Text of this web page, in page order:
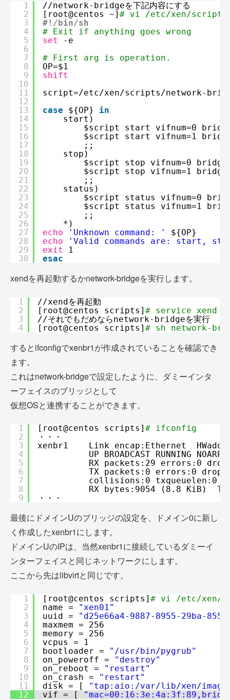
1
2
3
4
5
6
7
8
9
10
11
12
13
14
15
16
17
18
19
20
21
22
23
24
25
26
27
28
29
30
//network-bridgeを下記内容にする
[root@centos ~] # vi /etc/xen/scripts/
#!/bin/sh
# Exit if anything goes wrong
set
-e
# First arg is operation.
OP=$1
shift
script=/etc/xen/scripts/network-
case
${OP} in
start)
$script start vifnum=0
$script start vifnum=1
;;
stop)
$script stop vifnum=0
$script stop vifnum=1
;;
status)
$script status vifnum=0
$script status vifnum=1
;;
*)
echo
'Unknown command: '
${OP}
echo
'Valid commands are: start,
exit
1
esac
xendを再起動するかnetwork-bridgeを実行します。
1
2
3
4
//xendを再起動
[root@centos scripts] # service xend
//それでもだめならnetwork-bridgeを実行
[root@centos scripts] # sh network-
するとifconfigでxenbr1が作成されていることを確認でき
ます。
これはnetwork-bridgeで設定したように、ダミーインタ
ーフェイスのブリッジとして
仮想OSと連携することができます。
1
2
3
4
5
6
7
8
9
[root@centos scripts] # ifconfig
・・・
xenbr1    Link encap:Ethernet
UP BROADCAST RUNNING
RX packets:29 errors:0
TX packets:0 errors:0
collisions:0 txqueuelen:0
RX bytes:9054 (8.8 KiB)
・・・
最後にドメインUのブリッジの設定を、ドメイン0に新し
く作成したxenbr1にします。
ドメインUのIPは、当然xenbr1に接続しているダミーイ
ンターフェイスと同じネットワークにします。
ここから先はlibvirtと同じです。
1
2
3
4
5
6
7
8
9
10
11
12
[root@centos scripts] # vi /etc/xen/
name =
"xen01"
uuid =
"d25e66a4-9887-8955-29ba-
maxmem = 256
memory = 256
vcpus = 1
bootloader =
"/usr/bin/pygrub"
on_poweroff =
"destroy"
on_reboot =
"restart"
on_crash =
"restart"
disk = [
"tap:aio:/var/lib/xen/
vif = [